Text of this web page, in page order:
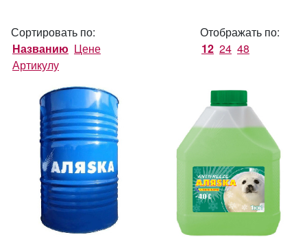
Сортировать по:
Названию Цене
Артикулу
Отображать по:
12 24 48